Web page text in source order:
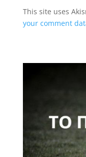
This site uses
your comment